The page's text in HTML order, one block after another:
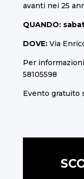
avanti nei 25
QUANDO:
DOVE:Via
Per
58105598
Evento gratuito